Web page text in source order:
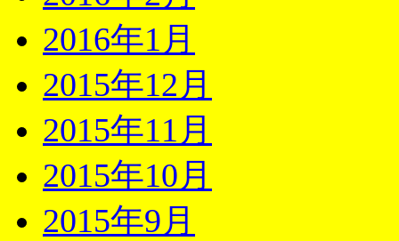
2016年1月
2015年12月
2015年11月
2015年10月
2015年9月